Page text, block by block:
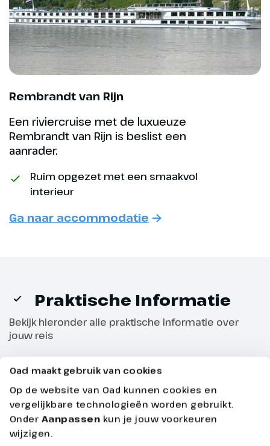
Oad maakt gebruik van cookies
Op de website van Oad kunnen cookies en
vergelijkbare technologieën worden gebruikt.
Onder Aanpassen kun je jouw voorkeuren
wijzigen.
verblijven we in Rüdesheim, een
geliefde toeristenoord. Dit
wijnplaatsje heeft van alles te
bieden waaronder het
Niederwalddenkmal en de
bekende Drosselgasse. Een
wandeling door dit gezellige
tijdens je bezoek aan Rüdesheim.
Aan boord kun je je inschrijven
Siegfrieds Mechanisches
spelende mechanische
Dag 5
Rembrandt van Rijn
Een riviercruise met de luxueuze
Rembrandt van Rijn is beslist een
aanrader.
Ruim opgezet met een smaakvol
interieur
Ga naar accommodatie
Praktische Informatie
Bekijk hieronder alle praktische informatie over
jouw reis
vanuit je hut belemmerd wordt en dat je het schip
mogelijk alleen via een ander schip kunt bereiken
en/of verlaten.